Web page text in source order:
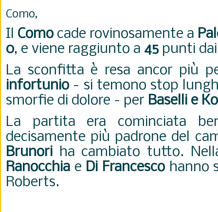
Como,
Il Comocade rovinosamente a
0, e viene raggiunto a 45punti
La sconfitta è resa ancor più
infortunio- si temono stop
smorfie di dolore - per Baselli e
La partita era cominciata
decisamente più padrone del
Brunori ha cambiato tutto.
Ranocchia e Di Francescohanno
Roberts.